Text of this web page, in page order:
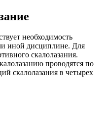
необходимость
иной дисциплине. Для
скалолазания.
проводятся по
скалолазания в четырех